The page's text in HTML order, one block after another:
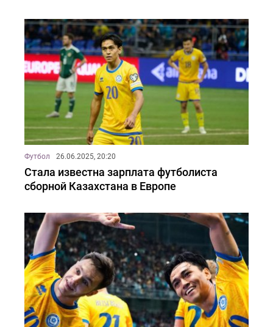
Футбол 26.06.2025, 20:20
Стала известна зарплата футболиста
сборной Казахстана в Европе